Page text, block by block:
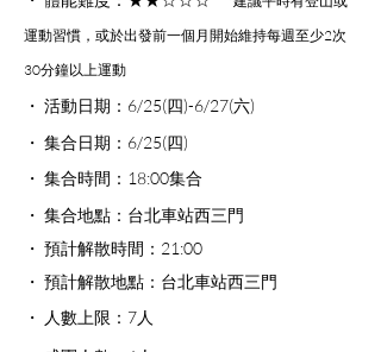
運動習慣，或於出發前一個月開始維持每週至少2次
30分鐘以上運動
・ 活動日期：6/25(四)-6/27(六)
・ 集合日期：6/25(四)
・ 集合時間：18:00集合
・ 集合地點：台北車站西三門
・ 預計解散時間：21:00
・ 預計解散地點：台北車站西三門
・ 人數上限：7人